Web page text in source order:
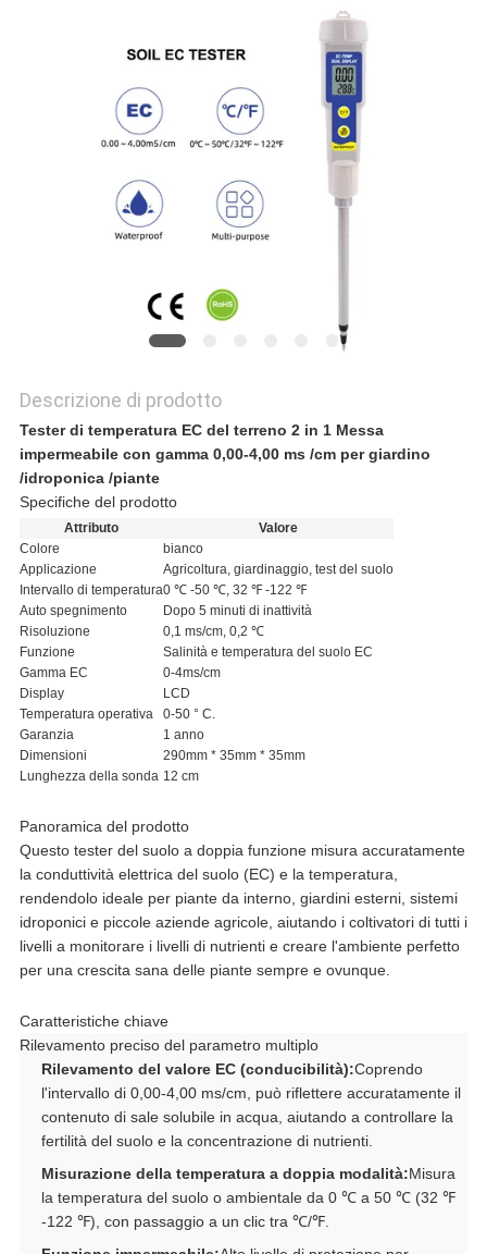
Descrizione di prodotto
Tester di temperatura EC del terreno 2 in 1 Messa
impermeabile con gamma 0,00-4,00 ms /cm per giardino
/idroponica /piante
Specifiche del prodotto
Attributo
Valore
Colore
bianco
Applicazione
Agricoltura, giardinaggio, test del suolo
Intervallo di temperatura0 ℃ -50 ℃, 32 ℉ -122 ℉
Auto spegnimento
Dopo 5 minuti di inattività
Risoluzione
0,1 ms/cm, 0,2 ℃
Funzione
Salinità e temperatura del suolo EC
Gamma EC
0-4ms/cm
Display
LCD
Temperatura operativa
0-50 ° C.
Garanzia
1 anno
Dimensioni
290mm * 35mm * 35mm
Lunghezza della sonda 12 cm
Panoramica del prodotto
Questo tester del suolo a doppia funzione misura accuratamente
la conduttività elettrica del suolo (EC) e la temperatura,
rendendolo ideale per piante da interno, giardini esterni, sistemi
idroponici e piccole aziende agricole, aiutando i coltivatori di tutti i
livelli a monitorare i livelli di nutrienti e creare l'ambiente perfetto
per una crescita sana delle piante sempre e ovunque.
Caratteristiche chiave
Rilevamento preciso del parametro multiplo
Rilevamento del valore EC (conducibilità):Coprendo
l'intervallo di 0,00-4,00 ms/cm, può riflettere accuratamente il
contenuto di sale solubile in acqua, aiutando a controllare la
fertilità del suolo e la concentrazione di nutrienti.
Misurazione della temperatura a doppia modalità:Misura
la temperatura del suolo o ambientale da 0 ℃ a 50 ℃ (32 ℉
-122 ℉), con passaggio a un clic tra ℃/℉.